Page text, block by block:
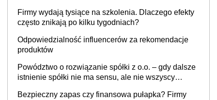
Firmy wydają tysiące na szkolenia. Dlaczego efekty
często znikają po kilku tygodniach?
Odpowiedzialność influencerów za rekomendacje
produktów
Powództwo o rozwiązanie spółki z o.o. – gdy dalsze
istnienie spółki nie ma sensu, ale nie wszyscy
Bezpieczny zapas czy finansowa pułapka? Firmy